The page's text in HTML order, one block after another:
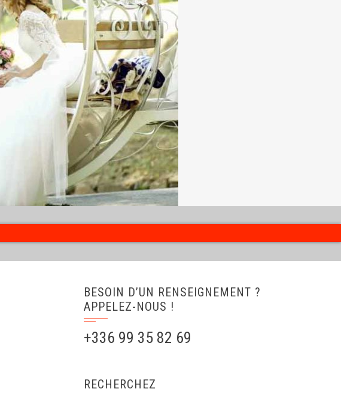
BESOIN D’UN RENSEIGNEMENT ?
APPELEZ-NOUS !
+336 99 35 82 69
RECHERCHEZ